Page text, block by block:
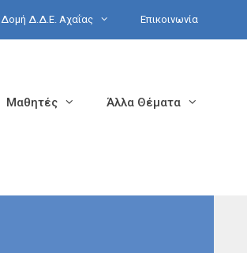
Δομή Δ.Δ.Ε. Αχαΐας Επικοινωνία
Μαθητές Άλλα Θέματα